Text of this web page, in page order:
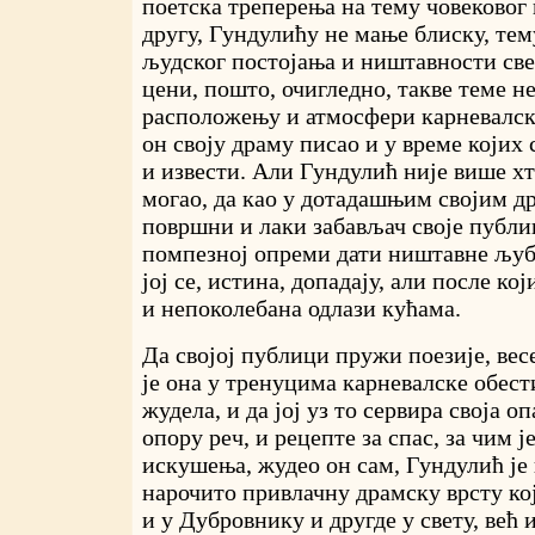
поетска треперења на тему
другу, Гундулићу не мање блиску,
људског постојања и ништавности
цени, пошто, очигледно, такве теме
расположењу и атмосфери
он своју драму писао и у време којих
и извести. Али Гундулић није више
могао, да као у дотадашњим својим
површни и лаки забављач своје
помпезној опреми дати ништавне
јој се, истина, допадају, али после
и непоколебана одлази кућама.
Да својој публици пружи поезије,
је она у тренуцима карневалске
жудела, и да јој уз то сервира своја
опору реч, и рецепте за спас, за чим
искушења, жудео он сам, Гундулић је
нарочито привлачну драмску врсту
и у Дубровнику и другде у свету, већ